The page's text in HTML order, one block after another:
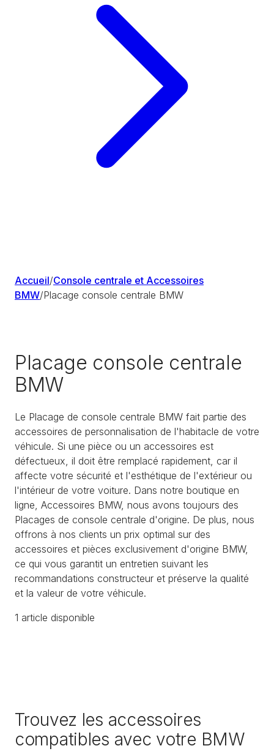
Accueil/Console centrale et Accessoires
BMW/Placage console centrale BMW
Placage console centrale
BMW
Le Placage de console centrale BMW fait partie des
accessoires de personnalisation de l'habitacle de votre
véhicule. Si une pièce ou un accessoires est
défectueux, il doit être remplacé rapidement, car il
affecte votre sécurité et l'esthétique de l'extérieur ou
l'intérieur de votre voiture. Dans notre boutique en
ligne, Accessoires BMW, nous avons toujours des
Placages de console centrale d'origine. De plus, nous
offrons à nos clients un prix optimal sur des
accessoires et pièces exclusivement d'origine BMW,
ce qui vous garantit un entretien suivant les
recommandations constructeur et préserve la qualité
et la valeur de votre véhicule.
1 article disponible
Trouvez les accessoires
compatibles avec votre BMW